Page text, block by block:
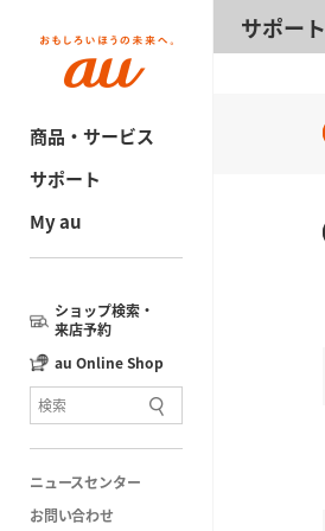
商品・サービス
サポート
My au
ショップ検索・
来店予約
au Online Shop
ニュースセンター
お問い合わせ
サポート